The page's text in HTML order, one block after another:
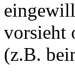
vorsieht
(z.B.